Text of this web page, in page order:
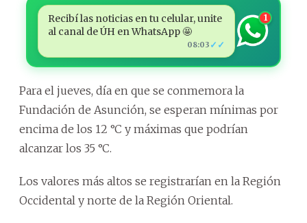
Recibí las noticias en tu celular, unite
al canal de ÚH en WhatsApp 🤩
08:03 ✓✓
1
Para el jueves, día en que se conmemora la
Fundación de Asunción, se esperan mínimas por
encima de los 12 °C y máximas que podrían
alcanzar los 35 °C.
Los valores más altos se registrarían en la Región
Occidental y norte de la Región Oriental.